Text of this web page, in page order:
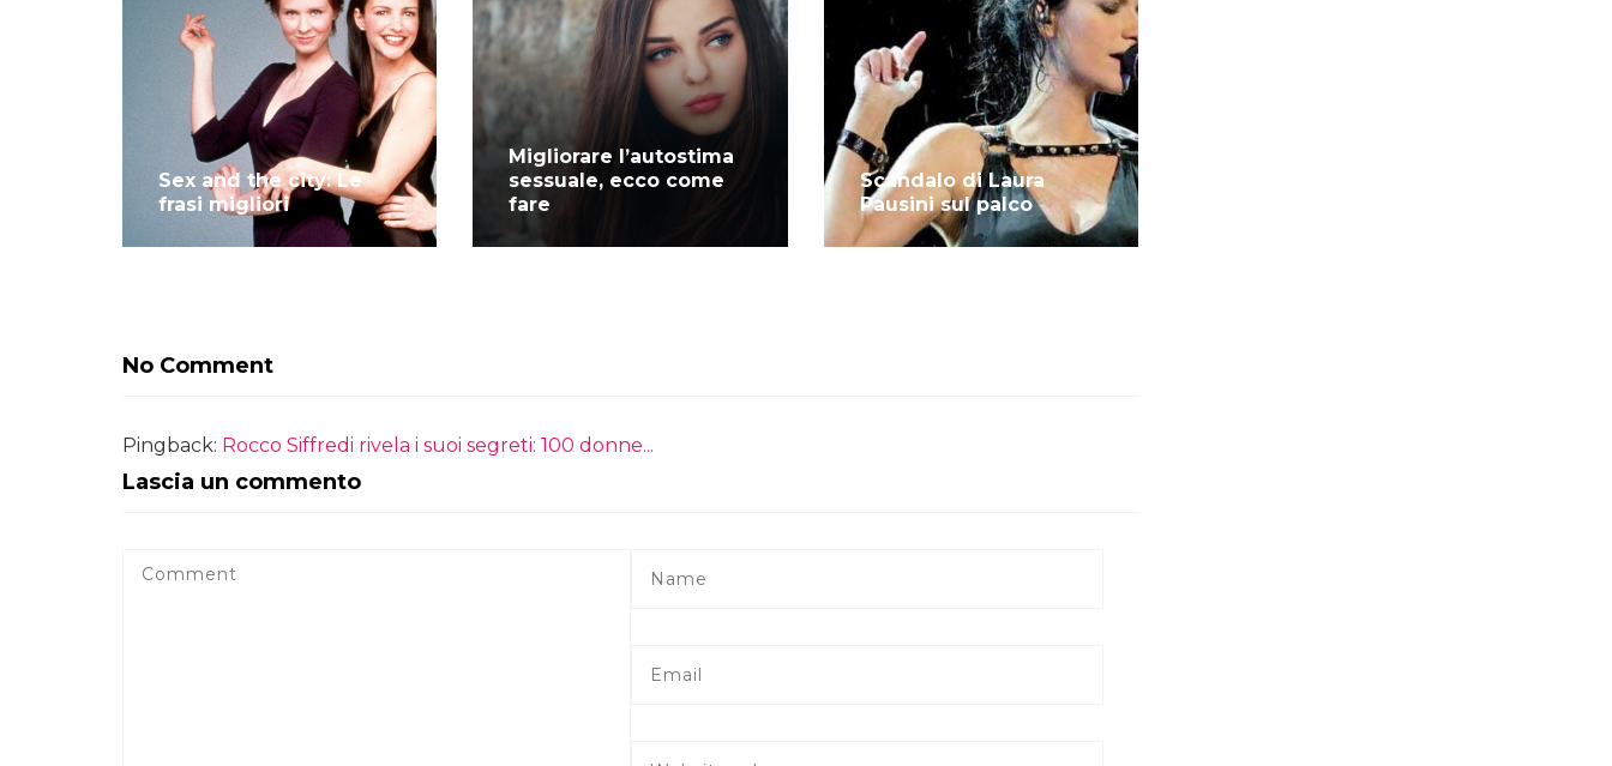
Sex and the city: Le
frasi migliori
Migliorare l’autostima
sessuale, ecco come
fare
Scandalo di Laura
Pausini sul palco
No Comment
Pingback: Rocco Siffredi rivela i suoi segreti: 100 donne...
Lascia un commento